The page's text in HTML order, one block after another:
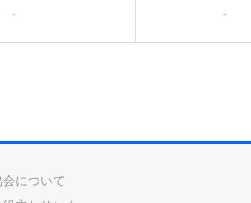
- -
会について